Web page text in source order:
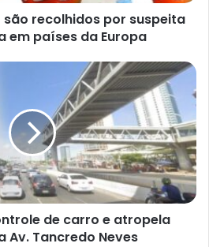
recolhidos por suspeita
em países da Europa
de carro e atropela
Av. Tancredo Neves